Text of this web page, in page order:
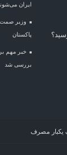
ایران
پاکستان
خبر مهم
بررسی شد
مصرف